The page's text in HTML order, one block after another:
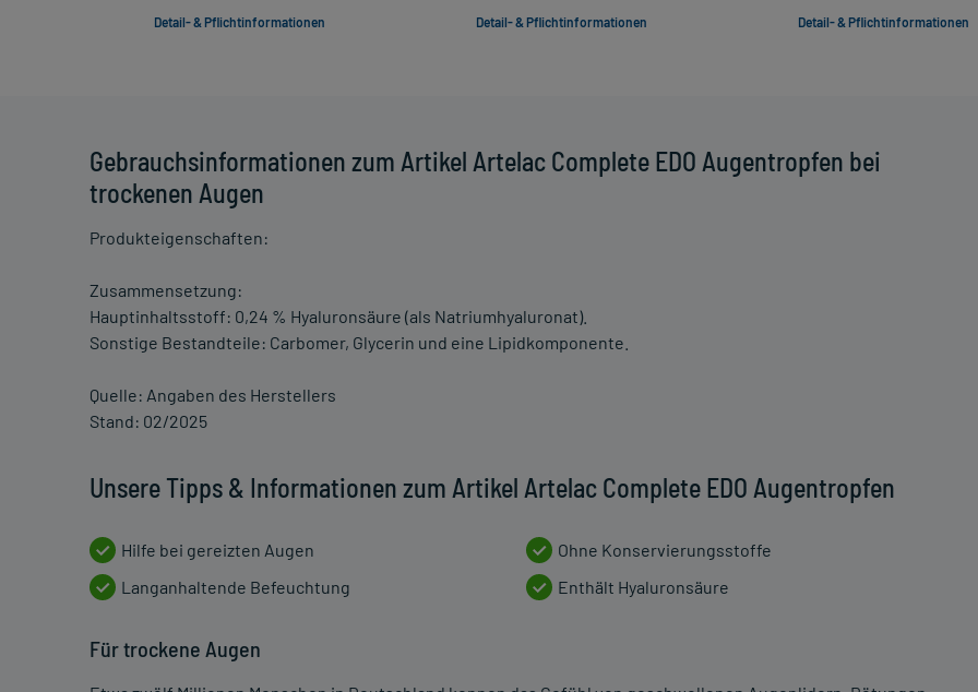
Gebrauchsinformationen zum Artikel Artelac Complete EDO Augentropfen bei
trockenen Augen
Produkteigenschaften:
Zusammensetzung:
Hauptinhaltsstoff: 0,24 % Hyaluronsäure (als Natriumhyaluronat).
Sonstige Bestandteile: Carbomer, Glycerin und eine Lipidkomponente.
Quelle: Angaben des Herstellers
Stand: 02/2025
Unsere Tipps & Informationen zum Artikel Artelac Complete EDO Augentropfen
Hilfe bei gereizten Augen
Langanhaltende Befeuchtung
Ohne Konservierungsstoffe
Enthält Hyaluronsäure
Für trockene Augen
Detail- & Pflichtinformationen Detail- & Pflichtinformationen Detail- & Pflichtinformationen